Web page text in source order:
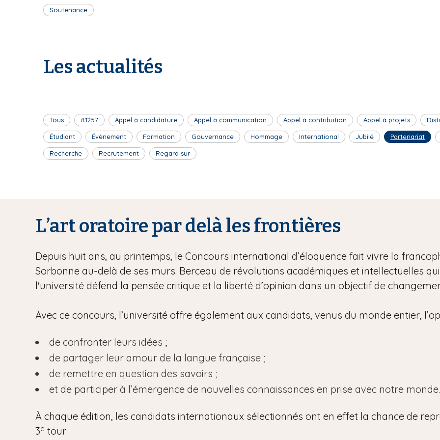
Soutenance
Les actualités
Tous #1257 Appel à candidature Appel à communication Appel à contribution Appel à projets
Étudiant Évènement Formation Gouvernance Hommage International Jubilé Partenariat
Recherche Recrutement Regard sur
L’art oratoire par delà les frontières
Depuis huit ans, au printemps, le Concours international d’éloquence fait vivre la
Sorbonne au-delà de ses murs. Berceau de révolutions académiques et intellectuelles
l'université défend la pensée critique et la liberté d’opinion dans un objectif de
Avec ce concours, l’université offre également aux candidats, venus du monde entier,
de confronter leurs idées ;
de partager leur amour de la langue française ;
de remettre en question des savoirs ;
et de participer à l’émergence de nouvelles connaissances en prise avec notre monde.
À chaque édition, les candidats internationaux sélectionnés ont en effet la chance de
3e tour.